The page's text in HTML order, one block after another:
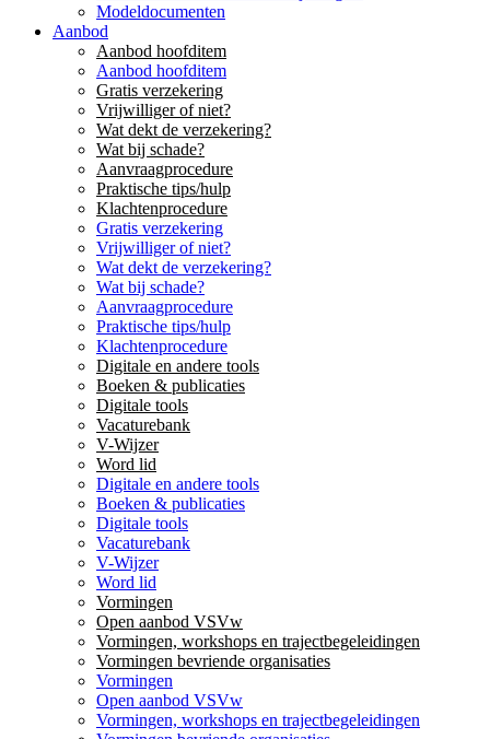
Modeldocumenten
Aanbod
Aanbod hoofditem
Aanbod hoofditem
Gratis verzekering
Vrijwilliger of niet?
Wat dekt de verzekering?
Wat bij schade?
Aanvraagprocedure
Praktische tips/hulp
Klachtenprocedure
Gratis verzekering
Vrijwilliger of niet?
Wat dekt de verzekering?
Wat bij schade?
Aanvraagprocedure
Praktische tips/hulp
Klachtenprocedure
Digitale en andere tools
Boeken & publicaties
Digitale tools
Vacaturebank
V-Wijzer
Word lid
Digitale en andere tools
Boeken & publicaties
Digitale tools
Vacaturebank
V-Wijzer
Word lid
Vormingen
Open aanbod VSVw
Vormingen, workshops en trajectbegeleidingen
Vormingen bevriende organisaties
Vormingen
Open aanbod VSVw
Vormingen, workshops en trajectbegeleidingen